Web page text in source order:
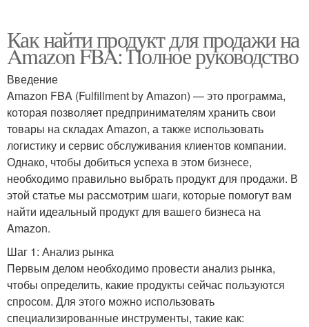
Как найти продукт для продажи на
Amazon FBA: Полное руководство
Введение
Amazon FBA (Fulfillment by Amazon) — это программа,
которая позволяет предпринимателям хранить свои
товары на складах Amazon, а также использовать
логистику и сервис обслуживания клиентов компании.
Однако, чтобы добиться успеха в этом бизнесе,
необходимо правильно выбрать продукт для продажи. В
этой статье мы рассмотрим шаги, которые помогут вам
найти идеальный продукт для вашего бизнеса на
Amazon.
Шаг 1: Анализ рынка
Первым делом необходимо провести анализ рынка,
чтобы определить, какие продукты сейчас пользуются
спросом. Для этого можно использовать
специализированные инструменты, такие как: